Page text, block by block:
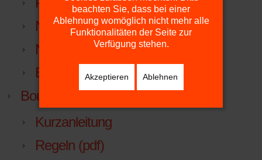
NTV
NTV.LIGA.NU
Beitrittserklärung
Boule
Kurzanleitung
Regeln (pdf)
beachten Sie, dass bei einer
Ablehnung womöglich nicht mehr alle
Funktionalitäten der Seite zur
Verfügung stehen.
Akzeptieren Ablehnen